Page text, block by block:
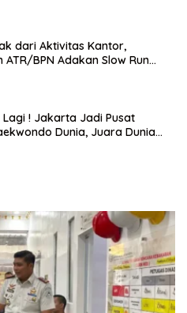
dari Aktivitas Kantor,
ATR/BPN Adakan Slow Run
! Jakarta Jadi Pusat
Dunia, Juara Dunia